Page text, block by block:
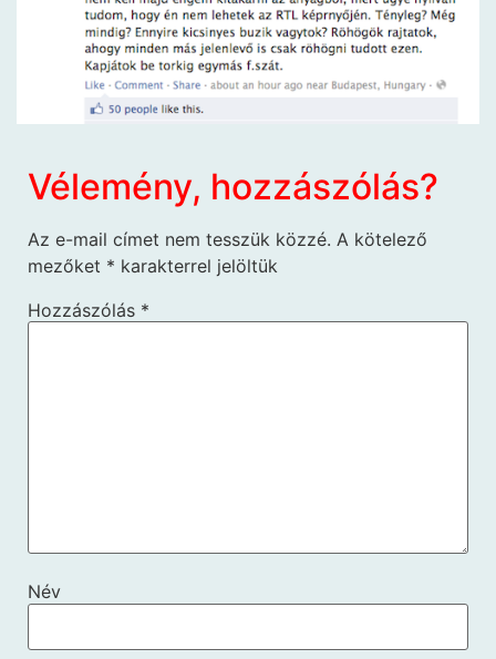
Vélemény, hozzászólás?
Az e-mail címet nem tesszük közzé. A kötelező
mezőket * karakterrel jelöltük
Hozzászólás *
Név